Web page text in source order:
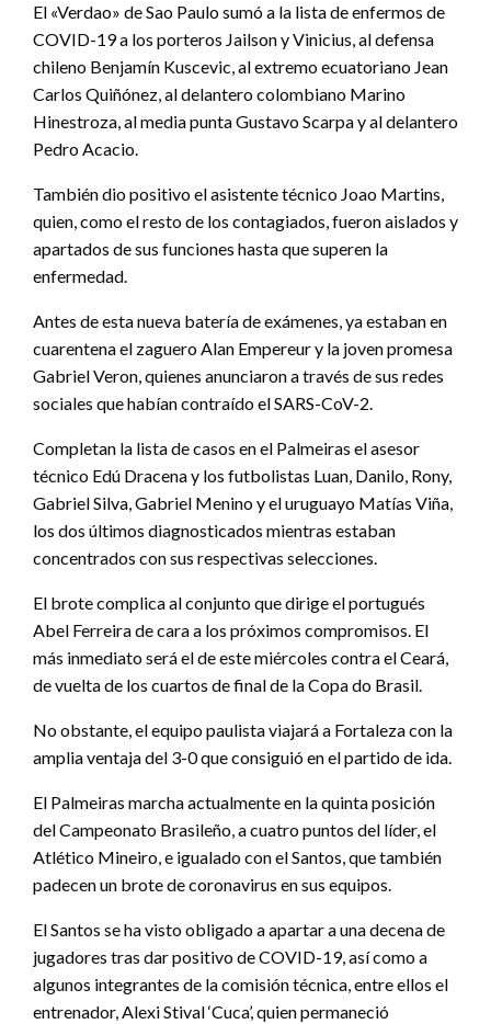
El «Verdao» de Sao Paulo sumó a la lista de enfermos de
COVID-19 a los porteros Jailson y Vinicius, al defensa
chileno Benjamín Kuscevic, al extremo ecuatoriano Jean
Carlos Quiñónez, al delantero colombiano Marino
Hinestroza, al media punta Gustavo Scarpa y al delantero
Pedro Acacio.
También dio positivo el asistente técnico Joao Martins,
quien, como el resto de los contagiados, fueron aislados y
apartados de sus funciones hasta que superen la
enfermedad.
Antes de esta nueva batería de exámenes, ya estaban en
cuarentena el zaguero Alan Empereur y la joven promesa
Gabriel Veron, quienes anunciaron a través de sus redes
sociales que habían contraído el SARS-CoV-2.
Completan la lista de casos en el Palmeiras el asesor
técnico Edú Dracena y los futbolistas Luan, Danilo, Rony,
Gabriel Silva, Gabriel Menino y el uruguayo Matías Viña,
los dos últimos diagnosticados mientras estaban
concentrados con sus respectivas selecciones.
El brote complica al conjunto que dirige el portugués
Abel Ferreira de cara a los próximos compromisos. El
más inmediato será el de este miércoles contra el Ceará,
de vuelta de los cuartos de final de la Copa do Brasil.
No obstante, el equipo paulista viajará a Fortaleza con la
amplia ventaja del 3-0 que consiguió en el partido de ida.
El Palmeiras marcha actualmente en la quinta posición
del Campeonato Brasileño, a cuatro puntos del líder, el
Atlético Mineiro, e igualado con el Santos, que también
padecen un brote de coronavirus en sus equipos.
El Santos se ha visto obligado a apartar a una decena de
jugadores tras dar positivo de COVID-19, así como a
algunos integrantes de la comisión técnica, entre ellos el
entrenador, Alexi Stival ‘Cuca’, quien permaneció